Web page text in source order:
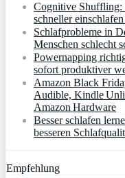
Cognitive Shuffling:
schneller
Schlafprobleme in
Menschen schlecht
Powernapping
sofort produktiver
Amazon Black
Audible, Kindle
Amazon Hardware
Besser schlafen
besseren
Empfehlung